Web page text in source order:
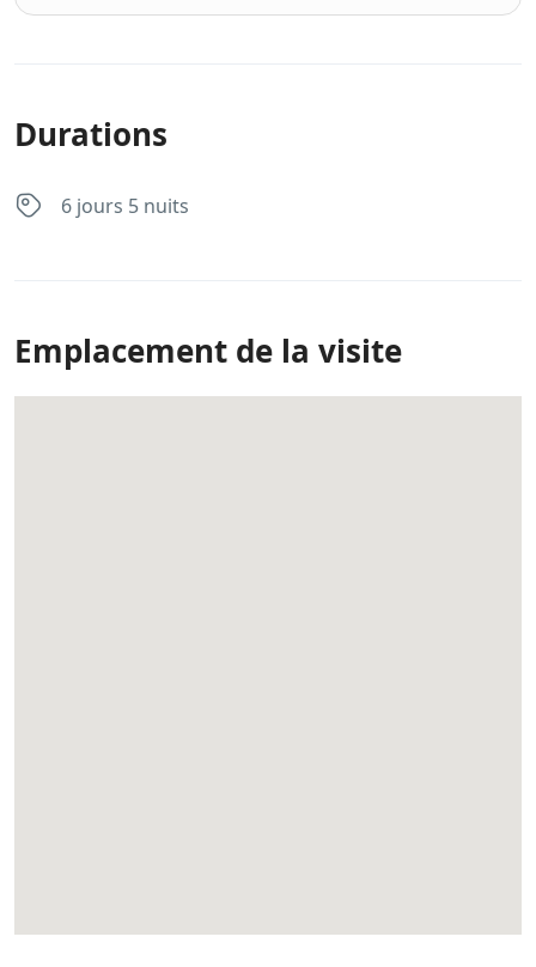
Durations
6 jours 5 nuits
Emplacement de la visite